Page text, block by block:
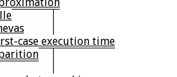
case execution time